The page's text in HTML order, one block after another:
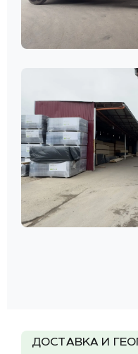
ДОСТАВКА И